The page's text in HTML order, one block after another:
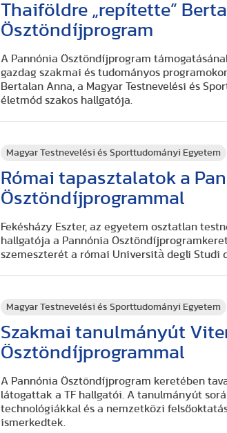
Thaiföldre „repítette”
Ösztöndíjprogram
A Pannónia Ösztöndíjprogram
gazdag szakmai és tudományos
Bertalan Anna, a Magyar Testnevelési és
életmód szakos hallgatója.
Magyar Testnevelési és Sporttudományi Egyetem
Római tapasztalatok a
Ösztöndíjprogrammal
Fekésházy Eszter, az egyetem osztatlan
hallgatója a Pannónia
szemeszterét a római Università degli Studi
Magyar Testnevelési és Sporttudományi Egyetem
Szakmai tanulmányút
Ösztöndíjprogrammal
A Pannónia Ösztöndíjprogram keretében
látogattak a TF hallgatói. A tanulmányút
technológiákkal és a nemzetközi
ismerkedtek.